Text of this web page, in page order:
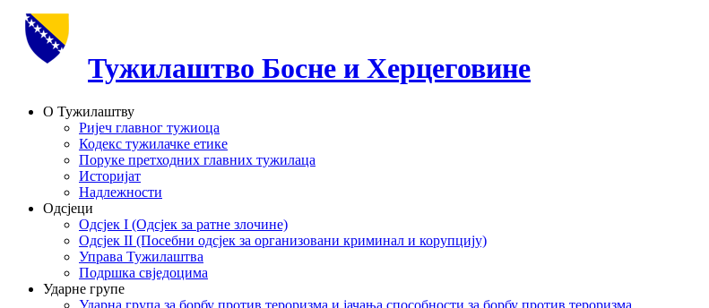
Тужилаштво Босне и Херцеговине
О Тужилаштву
Ријеч главног тужиоца
Кодекс тужилачке етике
Поруке претходних главних тужилаца
Историјат
Надлежности
Одсјеци
Одсјек I (Одсјек за ратне злочине)
Одсјек II (Посебни одсјек за организовани криминал и корупцију)
Управа Тужилаштва
Подршка свједоцима
Ударне групе